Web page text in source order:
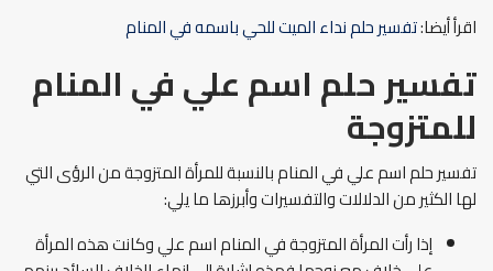
اقرأ أيضا:تفسير حلم نداء الميت للحي باسمه في المنام
تفسير حلم اسم علي في المنام
للمتزوجة
تفسير حلم اسم علي في المنام بالنسبة للمرأة المتزوجة من الرؤى التي
لها الكثير من الدلالات والتفسيرات وأبرزها ما يلي:
إذا رأت المرأة المتزوجة في المنام اسم علي وكانت هذه المرأة